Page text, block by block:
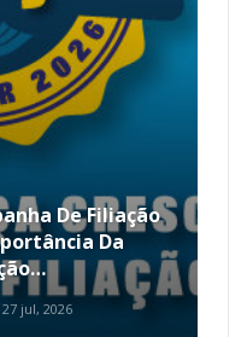
De Filiação
Da
27 jul, 2026